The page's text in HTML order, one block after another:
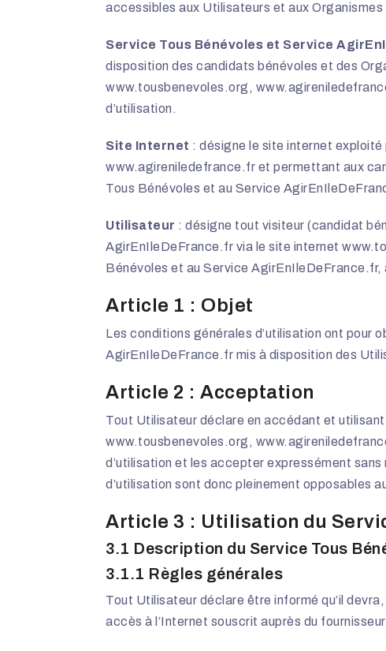
accessibles aux Utilisateurs et aux
Service Tous Bénévoles et Service
disposition des candidats bénévoles et des
www.tousbenevoles.org ,
d’utilisation.
Site Internet : désigne le site internet
www.agireniledefrance.fr et permettant aux
Tous Bénévoles et au Service
Utilisateur : désigne tout visiteur (candidat
AgirEnIleDeFrance.fr via le site internet
Bénévoles et au Service
Article 1 : Objet
Les conditions générales d’utilisation ont pour
AgirEnIleDeFrance.fr mis à disposition des
Article 2 : Acceptation
Tout Utilisateur déclare en accédant et
www.tousbenevoles.org ,
d’utilisation et les accepter expressément
d’utilisation sont donc pleinement opposables
Article 3 : Utilisation du
3.1 Description du Service Tous
3.1.1 Règles générales
Tout Utilisateur déclare être informé qu’il
accès à l’Internet souscrit auprès du